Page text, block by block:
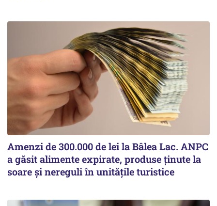
Amenzi de 300.000 de lei la Bâlea Lac. ANPC
a găsit alimente expirate, produse ținute la
soare și nereguli în unitățile turistice